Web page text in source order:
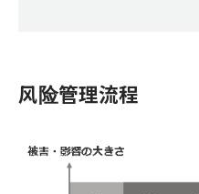
风险管理流程